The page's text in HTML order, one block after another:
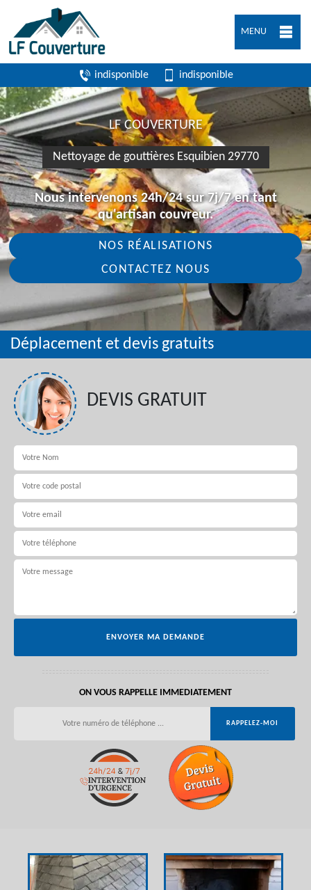
MENU
indisponible indisponible
LF COUVERTURE
Nettoyage de gouttières Esquibien 29770
Nous intervenons 24h/24 sur 7j/7 en tant
qu'artisan couvreur.
NOS RÉALISATIONS
CONTACTEZ NOUS
Déplacement et devis gratuits
DEVIS GRATUIT
ON VOUS RAPPELLE IMMEDIATEMENT